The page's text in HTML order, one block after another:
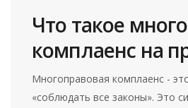
Что такое
комплаенс на
Многоправовая комплаенс -
«соблюдать все законы». Это